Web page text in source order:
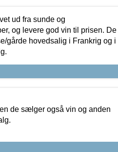
ud fra sunde og
og levere god vin til prisen. De
gårde hovedsalig i Frankrig og i
de sælger også vin og anden